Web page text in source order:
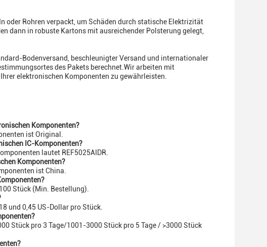
Rohren verpackt, um Schäden durch statische Elektrizität
dann in robuste Kartons mit ausreichender Polsterung gelegt,
Bodenversand, beschleunigter Versand und internationaler
des Pakets berechnet.Wir arbeiten mit
elektronischen Komponenten zu gewährleisten.
Komponenten?
ist Original.
IC-Komponenten?
lautet REF5025AIDR.
Komponenten?
ist China.
Stück (Min. Bestellung).
und 0,45 US-Dollar pro Stück.
Stück pro 3 Tage/1001-3000 Stück pro 5 Tage / >3000 Stück